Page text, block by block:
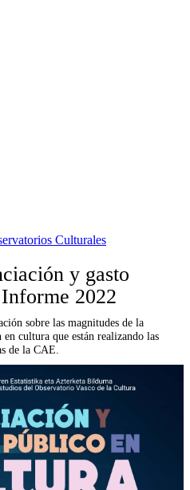
Culturales
y gasto
2022
sobre las magnitudes de la
cultura que están realizando las
de la CAE.